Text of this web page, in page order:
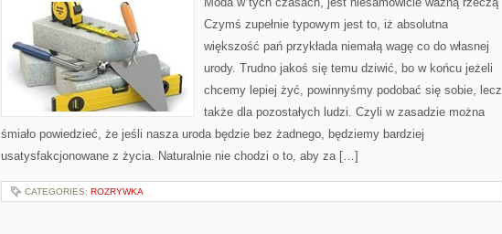
SIĘ
OSOBĄ?
Czymś zupełnie typowym jest to, iż absolutna
większość pań przykłada niemałą wagę co do własnej
urody. Trudno jakoś się temu dziwić, bo w końcu jeżeli
chcemy lepiej żyć, powinnyśmy podobać się sobie, lecz
także dla pozostałych ludzi. Czyli w zasadzie można
śmiało powiedzieć, że jeśli nasza uroda będzie bez żadnego, będziemy bardziej
usatysfakcjonowane z życia. Naturalnie nie chodzi o to, aby za […]
CATEGORIES: ROZRYWKA